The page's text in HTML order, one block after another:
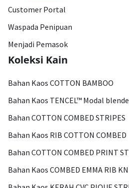
Customer Portal
Waspada Penipuan
Menjadi Pemasok
Koleksi Kain
Bahan Kaos COTTON BAMBOO
Bahan Kaos TENCEL™ Modal
Bahan COTTON COMBED STRIPES
Bahan Kaos RIB COTTON COMBED
Bahan COTTON COMBED PRINT
Bahan Kaos COMBED EMMA RIB